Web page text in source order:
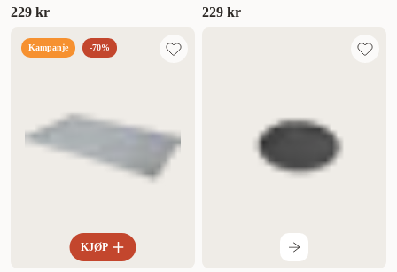
229 kr 229 kr
Kampanje -70%
KJØP